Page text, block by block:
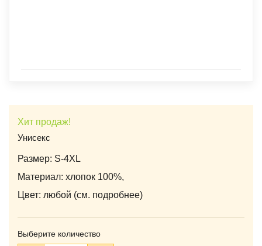
Хит продаж!
Унисекс
Размер: S-4XL
Материал: хлопок 100%,
Цвет: любой (см. подробнее)
Выберите количество